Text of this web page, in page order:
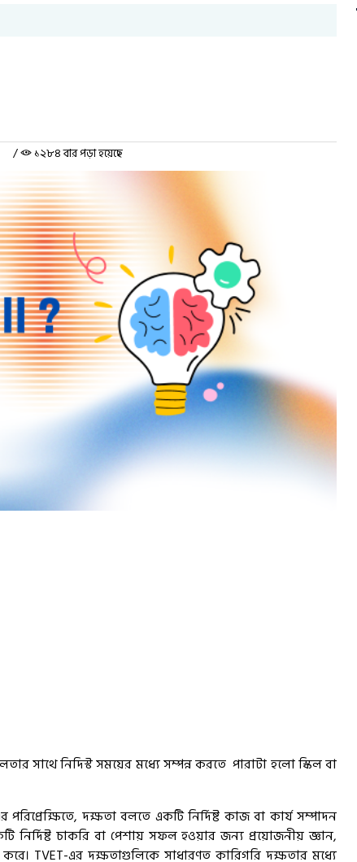
/ ১২৮৪ বার পড়া হয়েছে
নিদিস্ট সময়ের মধ্যে সম্পন্ন করতে পারাটা হলো স্কিল বা
দক্ষতা বলতে একটি নির্দিষ্ট কাজ বা কার্য সম্পাদন
নির্দিষ্ট চাকরি বা পেশায় সফল হওয়ার জন্য প্রয়োজনীয় জ্ঞান,
TVET-এর দক্ষতাগুলিকে সাধারণত কারিগরি দক্ষতার মধ্যে